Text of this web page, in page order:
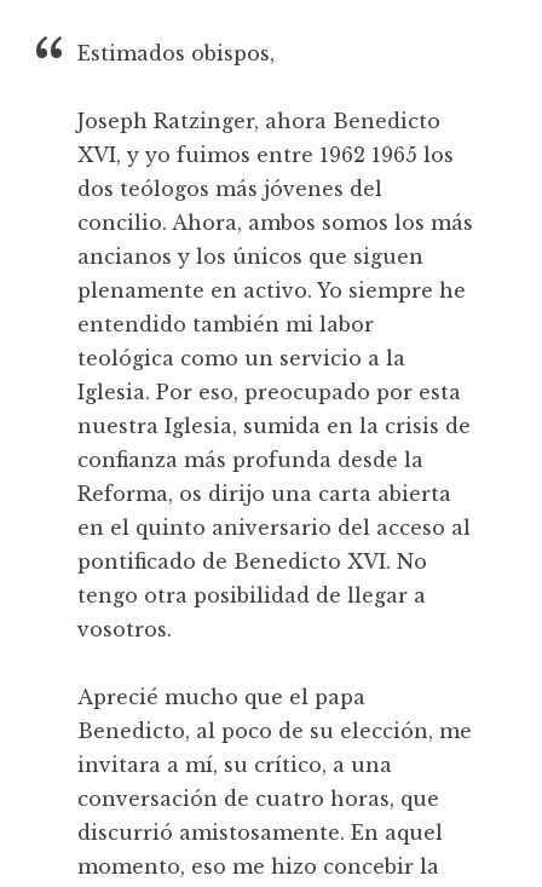
Estimados obispos,
Joseph Ratzinger, ahora Benedicto
XVI, y yo fuimos entre 1962 1965 los
dos teólogos más jóvenes del
concilio. Ahora, ambos somos los más
ancianos y los únicos que siguen
plenamente en activo. Yo siempre he
entendido también mi labor
teológica como un servicio a la
Iglesia. Por eso, preocupado por esta
nuestra Iglesia, sumida en la crisis de
confianza más profunda desde la
Reforma, os dirijo una carta abierta
en el quinto aniversario del acceso al
pontificado de Benedicto XVI. No
tengo otra posibilidad de llegar a
vosotros.
Aprecié mucho que el papa
Benedicto, al poco de su elección, me
invitara a mí, su crítico, a una
conversación de cuatro horas, que
discurrió amistosamente. En aquel
momento, eso me hizo concebir la